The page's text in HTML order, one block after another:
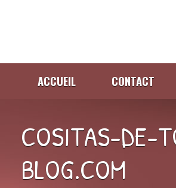
ACCUEIL CONTACT
COSITAS-DE-
BLOG.COM